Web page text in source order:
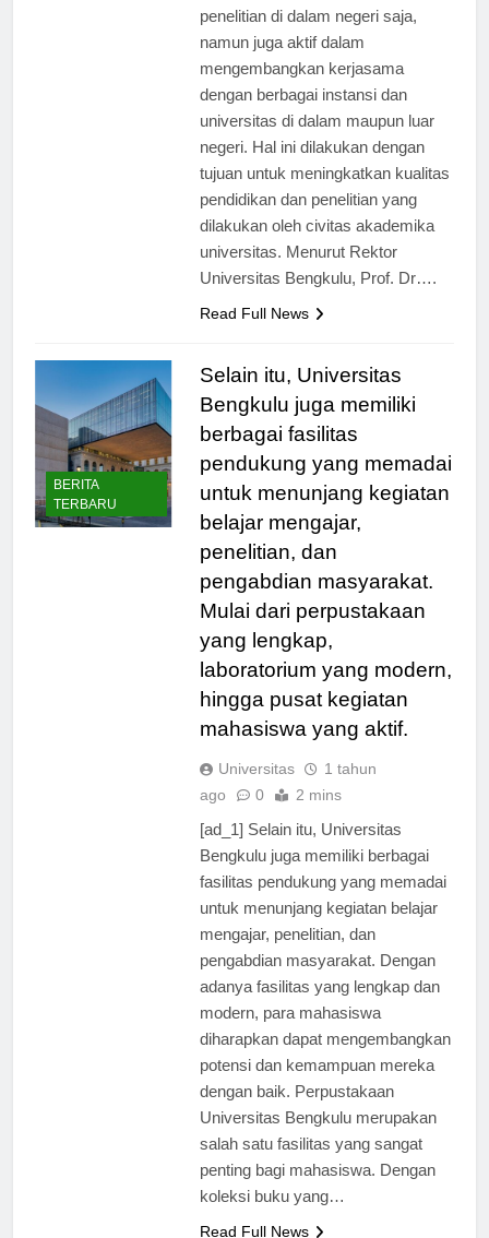
penelitian di dalam negeri saja,
namun juga aktif dalam
mengembangkan kerjasama
dengan berbagai instansi dan
universitas di dalam maupun luar
negeri. Hal ini dilakukan dengan
tujuan untuk meningkatkan kualitas
pendidikan dan penelitian yang
dilakukan oleh civitas akademika
universitas. Menurut Rektor
Universitas Bengkulu, Prof. Dr….
Read Full News
BERITA
TERBARU
Selain itu, Universitas
Bengkulu juga memiliki
berbagai fasilitas
pendukung yang memadai
untuk menunjang kegiatan
belajar mengajar,
penelitian, dan
pengabdian masyarakat.
Mulai dari perpustakaan
yang lengkap,
laboratorium yang modern,
hingga pusat kegiatan
mahasiswa yang aktif.
Universitas
1 tahun
ago
0 2 mins
[ad_1] Selain itu, Universitas
Bengkulu juga memiliki berbagai
fasilitas pendukung yang memadai
untuk menunjang kegiatan belajar
mengajar, penelitian, dan
pengabdian masyarakat. Dengan
adanya fasilitas yang lengkap dan
modern, para mahasiswa
diharapkan dapat mengembangkan
potensi dan kemampuan mereka
dengan baik. Perpustakaan
Universitas Bengkulu merupakan
salah satu fasilitas yang sangat
penting bagi mahasiswa. Dengan
koleksi buku yang…
Read Full News